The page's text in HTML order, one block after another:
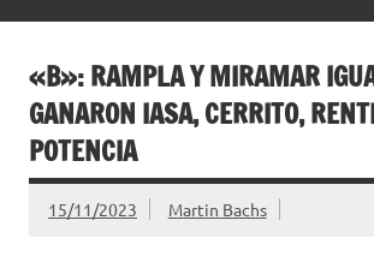
«B»: RAMPLA Y MIRAMAR
GANARON IASA, CERRITO,
POTENCIA
15/11/2023 Martin Bachs